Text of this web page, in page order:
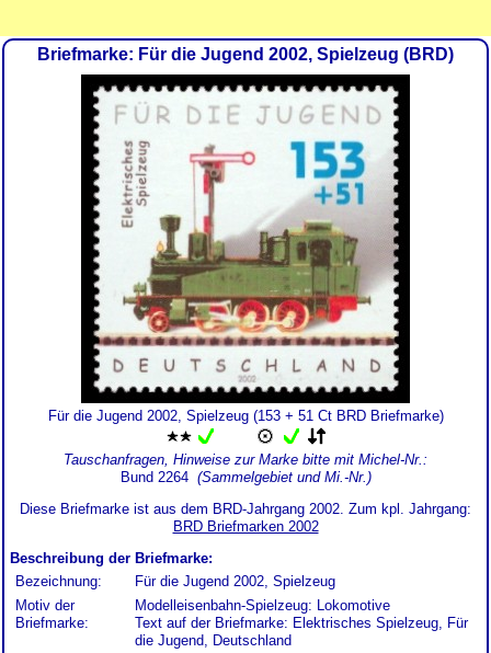
Briefmarke: Für die Jugend 2002, Spielzeug (BRD)
Für die Jugend 2002, Spielzeug (153 + 51 Ct BRD Briefmarke)
Tauschanfragen, Hinweise zur Marke bitte mit Michel-Nr.:
Bund 2264(Sammelgebiet und Mi.-Nr.)
Diese Briefmarke ist aus dem BRD-Jahrgang 2002. Zum kpl. Jahrgang:
BRD Briefmarken 2002
Beschreibung der Briefmarke:
Bezeichnung:
Für die Jugend 2002, Spielzeug
Motiv der
Briefmarke:
Modelleisenbahn-Spielzeug: Lokomotive
Text auf der Briefmarke: Elektrisches Spielzeug, Für
die Jugend, Deutschland